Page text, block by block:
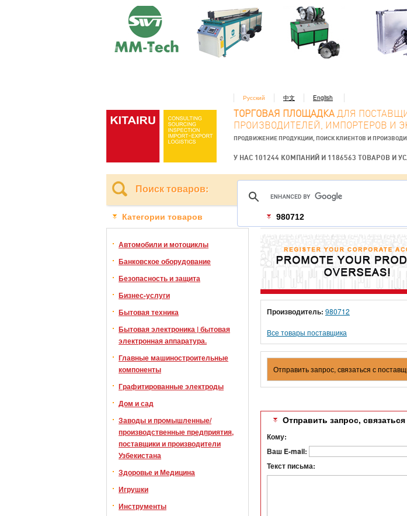
Русский 中文 English
ТОРГОВАЯ ПЛОЩАДКА ДЛЯ
ПРОИЗВОДИТЕЛЕЙ, ИМПОРТЕРОВ И
ПРОДВИЖЕНИЕ ПРОДУКЦИИ, ПОИСК КЛИЕНТОВ И
У НАС 101244 КОМПАНИЙ И 1186563 ТОВАРОВ И
Поиск товаров:
Категории товаров
Автомобили и мотоциклы
Банковское оборудование
Безопасность и защита
Бизнес-услуги
Бытовая техника
Бытовая электроника | бытовая
электронная аппаратура.
Главные машиностроительные
компоненты
Графитированные электроды
Дом и сад
Заводы и промышленные/
производственные предприятия,
поставщики и производители
Узбекистана
Здоровье и Медицина
Игрушки
Инструменты
980712
Производитель: 980712
Все товары поставщика
Отправить запрос, связаться с
Отправить запрос,
Кому:
Ваш E-mail:
Текст письма: